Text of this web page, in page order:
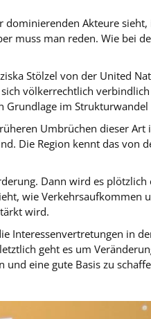
dominierenden Akteure
muss man reden. Wie bei
Stölzel von der United
völkerrechtlich
Grundlage im Strukturwandel
Umbrüchen dieser Art
Die Region kennt das von
Dann wird es
wie Verkehrsaufkommen
wird.
Interessenvertretungen in
geht es um
eine gute Basis zu